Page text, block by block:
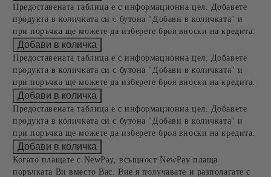
Предоставената таблица е с информационна цел. Добавете
продукта в количката си с бутона "Добави в количката" и
при поръчка ще можете да изберете броя вноски на кредита.
Предоставената таблица е с информационна цел. Добавете
продукта в количката си с бутона "Добави в количката" и
при поръчка ще можете да изберете броя вноски на кредита.
Предоставената таблица е с информационна цел. Добавете
продукта в количката си с бутона "Добави в количката" и
при поръчка ще можете да изберете броя вноски на кредита.
Когато плащате с NewPay, всъщност NewPay плаща
поръчката Ви вместо Вас. Вие я получавате и разполагате с